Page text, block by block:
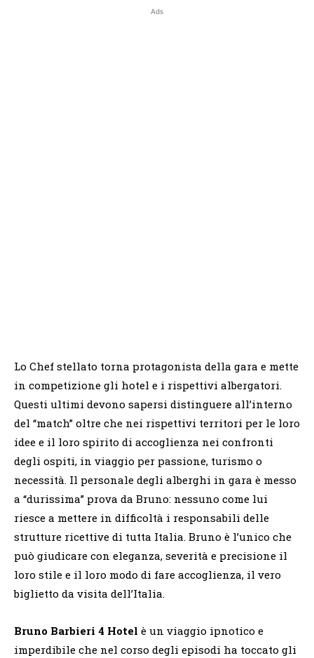
Ads
Lo Chef stellato torna protagonista della gara e mette
in competizione gli hotel e i rispettivi albergatori.
Questi ultimi devono sapersi distinguere all’interno
del “match” oltre che nei rispettivi territori per le loro
idee e il loro spirito di accoglienza nei confronti
degli ospiti, in viaggio per passione, turismo o
necessità. Il personale degli alberghi in gara è messo
a “durissima” prova da Bruno: nessuno come lui
riesce a mettere in difficoltà i responsabili delle
strutture ricettive di tutta Italia. Bruno è l’unico che
può giudicare con eleganza, severità e precisione il
loro stile e il loro modo di fare accoglienza, il vero
biglietto da visita dell’Italia.
Bruno Barbieri 4 Hotel è un viaggio ipnotico e
imperdibile che nel corso degli episodi ha toccato gli